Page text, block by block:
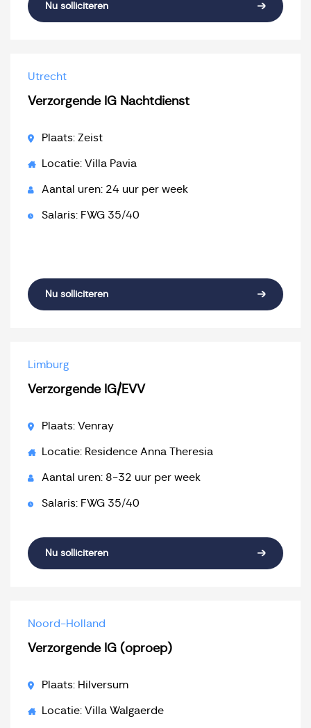
Nu solliciteren
Utrecht
Verzorgende IG Nachtdienst
Plaats: Zeist
Locatie: Villa Pavia
Aantal uren: 24 uur per week
Salaris: FWG 35/40
Nu solliciteren
Limburg
Verzorgende IG/EVV
Plaats: Venray
Locatie: Residence Anna Theresia
Aantal uren: 8-32 uur per week
Salaris: FWG 35/40
Nu solliciteren
Noord-Holland
Verzorgende IG (oproep)
Plaats: Hilversum
Locatie: Villa Walgaerde